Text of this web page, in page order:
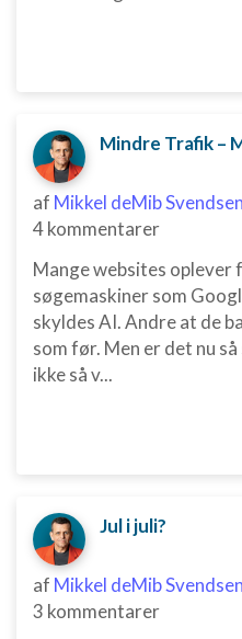
Mindre Trafik –
af Mikkel deMib Svendsen
4 kommentarer
Mange websites
søgemaskiner som
skyldes AI. Andre at de
som før. Men er det nu
ikke så v...
Jul i juli?
af Mikkel deMib Svendsen
3 kommentarer